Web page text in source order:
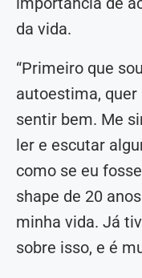
da vida.
“Primeiro que
autoestima, quer
sentir bem. Me
ler e escutar
como se eu
shape de 20
minha vida. Já
sobre isso, e é